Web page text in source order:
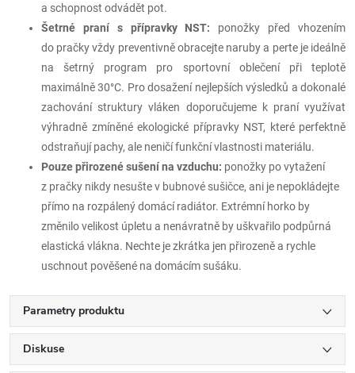
a schopnost odvádět pot.
Šetrné praní s přípravky NST: ponožky před vhozením
do pračky vždy preventivně obracejte naruby a perte je ideálně
na šetrný program pro sportovní oblečení při teplotě
maximálně 30°C. Pro dosažení nejlepších výsledků a dokonalé
zachování struktury vláken doporučujeme k praní využívat
výhradně zmíněné ekologické přípravky NST, které perfektně
odstraňují pachy, ale neničí funkční vlastnosti materiálu.
Pouze přirozené sušení na vzduchu: ponožky po vytažení
z pračky nikdy nesušte v bubnové sušičce, ani je nepokládejte
přímo na rozpálený domácí radiátor. Extrémní horko by
změnilo velikost úpletu a nenávratně by uškvařilo podpůrná
elastická vlákna. Nechte je zkrátka jen přirozeně a rychle
uschnout pověšené na domácím sušáku.
Parametry produktu
Diskuse